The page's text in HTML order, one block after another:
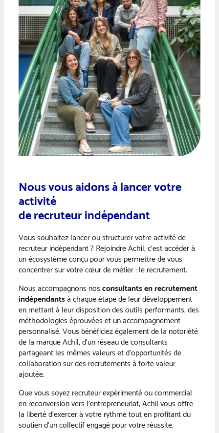
Nous vous aidons à lancer votre
activité
de recruteur indépendant
Vous souhaitez lancer ou structurer votre activité de
recruteur indépendant ? Rejoindre Achil, c’est accéder à
un écosystème conçu pour vous permettre de vous
concentrer sur votre cœur de métier : le recrutement.
Nous accompagnons nosconsultants en recrutement
indépendantsà chaque étape de leur développement
en mettant à leur disposition des outils performants, des
méthodologies éprouvées et un accompagnement
personnalisé. Vous bénéficiez également de la notoriété
de la marque Achil, d’un réseau de consultants
partageant les mêmes valeurs et d’opportunités de
collaboration sur des recrutements à forte valeur
ajoutée.
Que vous soyez recruteur expérimenté ou commercial
en reconversion vers l’entrepreneuriat, Achil vous offre
la liberté d’exercer à votre rythme tout en profitant du
soutien d’un collectif engagé pour votre réussite.